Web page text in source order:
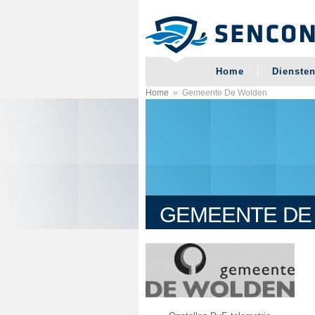
Home Diensten
U BENT HIER
Home » Gemeente De Wolden
GEMEENTE